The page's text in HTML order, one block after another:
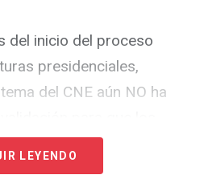
del inicio del proceso
presidenciales,
del CNE aún NO ha
MUD y UNT postulen a
Corina Yoris", informó el
LEYENDO